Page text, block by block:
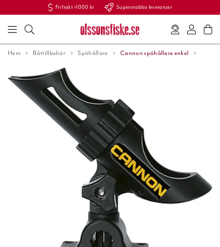
Fri frakt >1000 kr Supersnabba leveranser
Hem Båttillbehör Spöhållare Cannon spöhållare enkel